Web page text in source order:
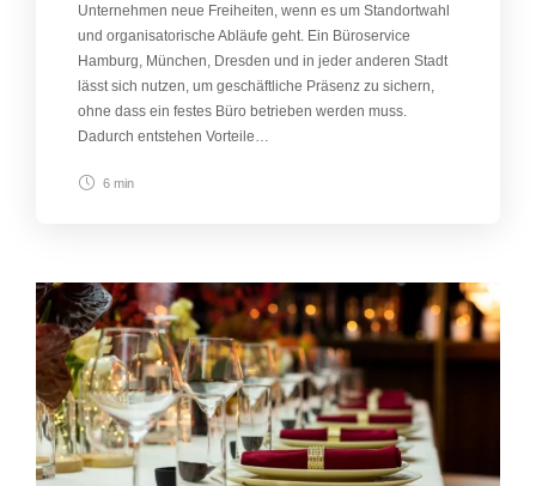
Unternehmen neue Freiheiten, wenn es um Standortwahl
und organisatorische Abläufe geht. Ein Büroservice
Hamburg, München, Dresden und in jeder anderen Stadt
lässt sich nutzen, um geschäftliche Präsenz zu sichern,
ohne dass ein festes Büro betrieben werden muss.
Dadurch entstehen Vorteile…
6 min